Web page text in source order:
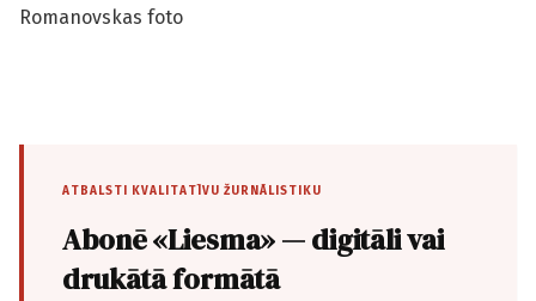
Romanovskas foto
ATBALSTI KVALITATĪVU ŽURNĀLISTIKU
Abonē «Liesma» — digitāli vai
drukātā formātā